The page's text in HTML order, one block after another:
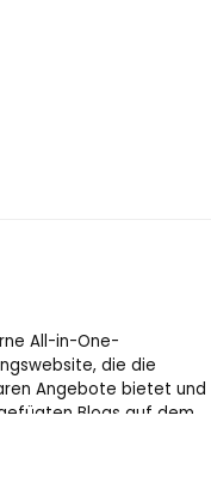
All-in-One-
die die
Angebote bietet und
Blogs auf dem